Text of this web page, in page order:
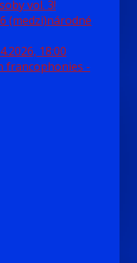
vol. 3!
(medzi)národné
18:00
francophonies -